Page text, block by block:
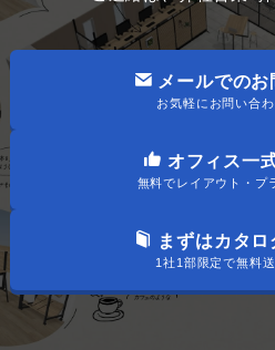
メールでの
お気軽にお問い合
オフィス一
無料でレイアウト・プ
まずはカタロ
1社1部限定で無料